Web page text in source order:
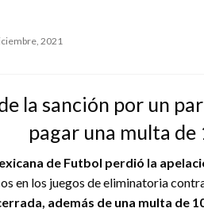
2021
la sanción por un
pagar una multa
de Futbol perdió la
en los juegos de eliminatoria
además de una multa de